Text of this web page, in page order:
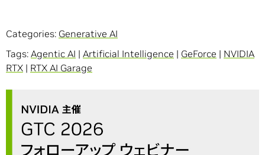
Categories: Generative AI
Tags: Agentic AI | Artificial Intelligence | GeForce | NVIDIA
RTX | RTX AI Garage